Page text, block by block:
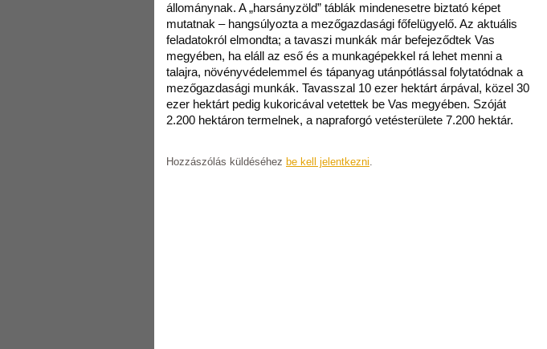
állománynak. A „harsányzöld” táblák mindenesetre biztató képet
mutatnak – hangsúlyozta a mezőgazdasági főfelügyelő. Az aktuális
feladatokról elmondta; a tavaszi munkák már befejeződtek Vas
megyében, ha eláll az eső és a munkagépekkel rá lehet menni a
talajra, növényvédelemmel és tápanyag utánpótlással folytatódnak a
mezőgazdasági munkák. Tavasszal 10 ezer hektárt árpával, közel 30
ezer hektárt pedig kukoricával vetettek be Vas megyében. Szóját
2.200 hektáron termelnek, a napraforgó vetésterülete 7.200 hektár.
Hozzászólás küldéséhez be kell jelentkezni.